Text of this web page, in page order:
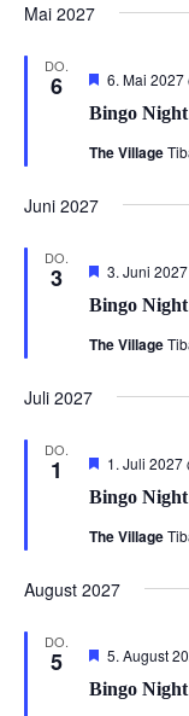
Mai 2027
DO.
6
Bingo Night
6. Mai 2027
The Village
Juni 2027
DO.
3
Bingo Night
3. Juni
The Village
Juli 2027
DO.
1
Bingo Night
1. Juli 2027
The Village
August 2027
DO.
5
Bingo Night
5. August